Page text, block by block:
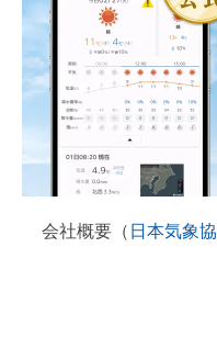
会社概要（ 日本気象